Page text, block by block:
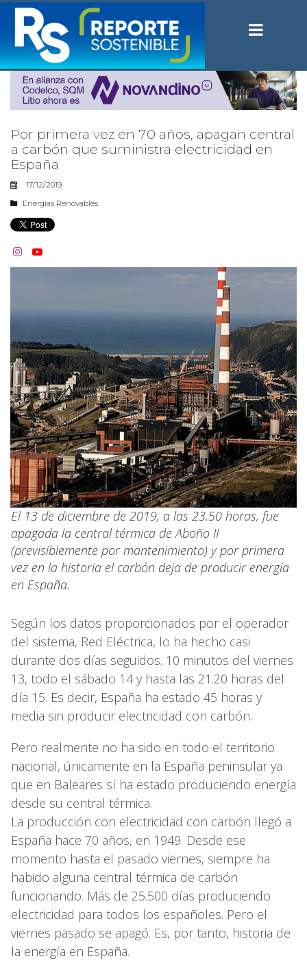
Por primera vez en 70 años, apagan central
a carbón que suministra electricidad en
España
17/12/2019
Energías Renovables
 
El 13 de diciembre de 2019, a las 23.50 horas, fue
apagada la central térmica de Aboño II
(previsiblemente por mantenimiento) y por primera
vez en la historia el carbón deja de producir energía
en España.
Según los datos proporcionados por el operador
del sistema, Red Eléctrica, lo ha hecho casi
durante dos días seguidos. 10 minutos del viernes
13, todo el sábado 14 y hasta las 21.20 horas del
día 15. Es decir, España ha estado 45 horas y
media sin producir electricidad con carbón.
Pero realmente no ha sido en todo el territorio
nacional, únicamente en la España peninsular ya
que en Baleares sí ha estado produciendo energía
desde su central térmica.
La producción con electricidad con carbón llegó a
España hace 70 años, en 1949. Desde ese
momento hasta el pasado viernes, siempre ha
habido alguna central térmica de carbón
funcionando. Más de 25.500 días produciendo
electricidad para todos los españoles. Pero el
viernes pasado se apagó. Es, por tanto, historia de
la energía en España.